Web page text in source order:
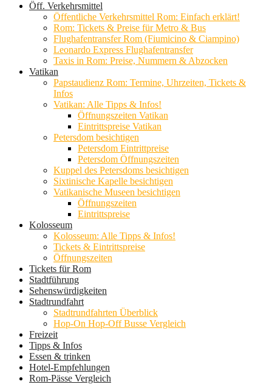
Öff. Verkehrsmittel
Öffentliche Verkehrsmittel Rom: Einfach erklärt!
Rom: Tickets & Preise für Metro & Bus
Flughafentransfer Rom (Fiumicino & Ciampino)
Leonardo Express Flughafentransfer
Taxis in Rom: Preise, Nummern & Abzocken
Vatikan
Papstaudienz Rom: Termine, Uhrzeiten, Tickets &
Infos
Vatikan: Alle Tipps & Infos!
Öffnungszeiten Vatikan
Eintrittspreise Vatikan
Petersdom besichtigen
Petersdom Eintrittpreise
Petersdom Öffnungszeiten
Kuppel des Petersdoms besichtigen
Sixtinische Kapelle besichtigen
Vatikanische Museen besichtigen
Öffnungszeiten
Eintrittspreise
Kolosseum
Kolosseum: Alle Tipps & Infos!
Tickets & Eintrittspreise
Öffnungszeiten
Tickets für Rom
Stadtführung
Sehenswürdigkeiten
Stadtrundfahrt
Stadtrundfahrten Überblick
Hop-On Hop-Off Busse Vergleich
Freizeit
Tipps & Infos
Essen & trinken
Hotel-Empfehlungen
Rom-Pässe Vergleich